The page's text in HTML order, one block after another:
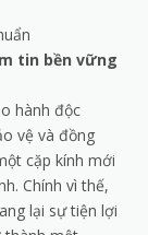
tin bền vững
hành độc
vệ và đồng
cặp kính mới
Chính vì thế,
lại sự tiện lợi